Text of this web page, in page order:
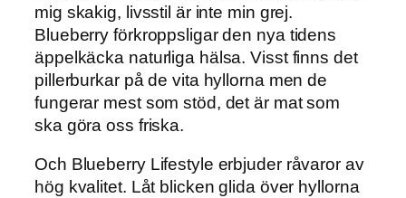
mig skakig, livsstil är inte min grej.
Blueberry förkroppsligar den nya tidens
äppelkäcka naturliga hälsa. Visst finns det
pillerburkar på de vita hyllorna men de
fungerar mest som stöd, det är mat som
ska göra oss friska.
Och Blueberry Lifestyle erbjuder råvaror av
hög kvalitet. Låt blicken glida över hyllorna